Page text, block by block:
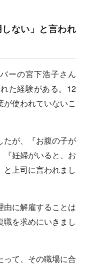
ない」と言われ
ーの宮下浩子さん
た経験がある。12
使われていないこ
たが、『お腹の子が
『妊婦がいると、お
上司に言われまし
由に解雇することは
を求めにいきまし
って、その職場に合